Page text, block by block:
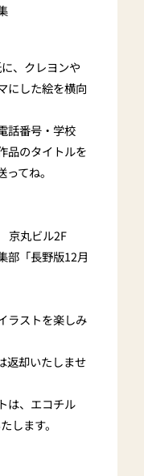
、クレヨンや
にした絵を横向
話番号・学校
品のタイトルを
てね。
京丸ビル2F
部「長野版12月
ラストを楽しみ
返却いたしませ
は、エコチル
します。